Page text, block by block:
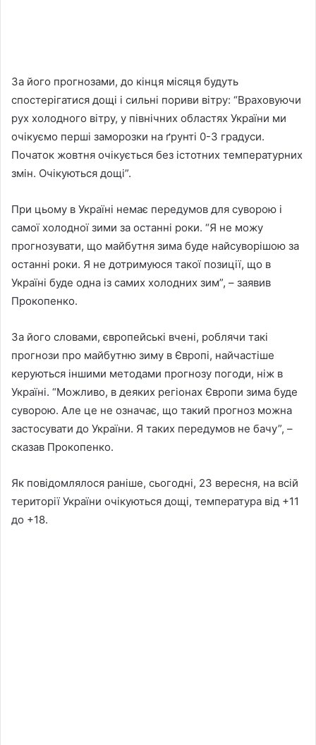
За його прогнозами, до кінця місяця будуть
спостерігатися дощі і сильні пориви вітру: “Враховуючи
рух холодного вітру, у північних областях України ми
очікуємо перші заморозки на ґрунті 0-3 градуси.
Початок жовтня очікується без істотних температурних
змін. Очікуються дощі”.
При цьому в Україні немає передумов для суворою і
самої холодної зими за останні роки. “Я не можу
прогнозувати, що майбутня зима буде найсуворішою за
останні роки. Я не дотримуюся такої позиції, що в
Україні буде одна із самих холодних зим”, – заявив
Прокопенко.
За його словами, європейські вчені, роблячи такі
прогнози про майбутню зиму в Європі, найчастіше
керуються іншими методами прогнозу погоди, ніж в
Україні. “Можливо, в деяких регіонах Європи зима буде
суворою. Але це не означає, що такий прогноз можна
застосувати до України. Я таких передумов не бачу”, –
сказав Прокопенко.
Як повідомлялося раніше, сьогодні, 23 вересня, на всій
території України очікуються дощі, температура від +11
до +18.